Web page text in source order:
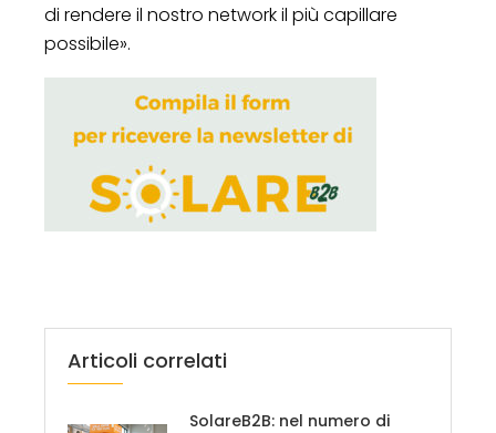
di rendere il nostro network il più capillare
possibile».
Articoli correlati
SolareB2B: nel numero di